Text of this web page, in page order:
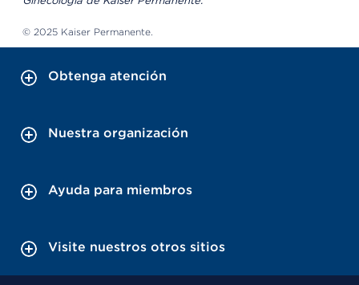
© 2025 Kaiser Permanente.
Obtenga atención
Nuestra organización
Ayuda para miembros
Visite nuestros otros sitios